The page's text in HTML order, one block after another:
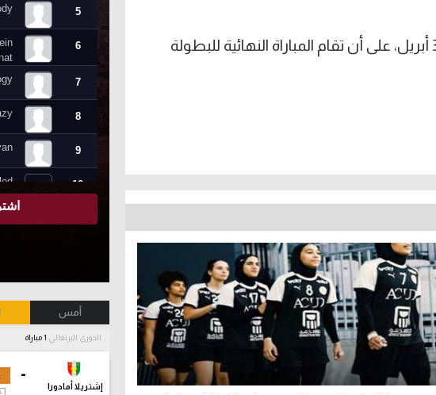
على جانب آخر يقام نصف نهائي كأس مصر يوم 30 أبريل، على أن تقام المباراة النهائية للبطولة
أمس
الدوري البرتغالي
-
إشتريلا أمادورا